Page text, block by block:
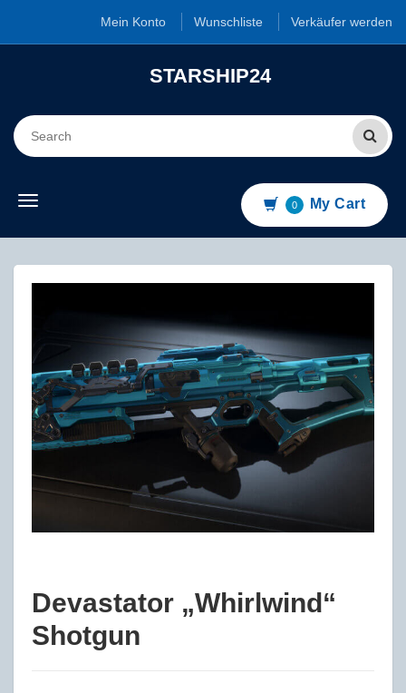
Mein Konto Wunschliste Verkäufer werden
STARSHIP24
Toggle
0 My Cart
Devastator „Whirlwind“
Shotgun